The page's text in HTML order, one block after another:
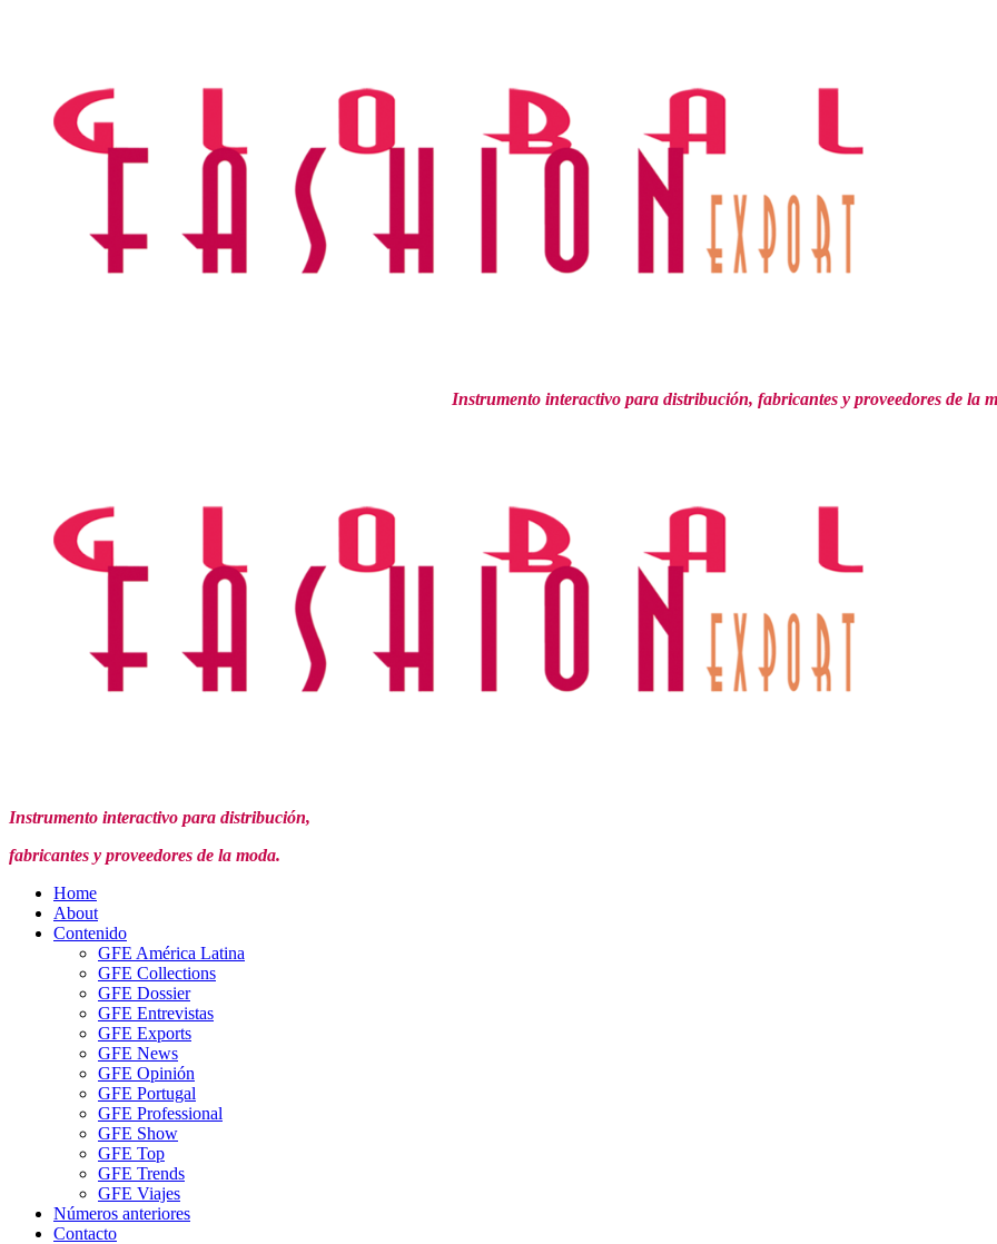
Instrumento interactivo para distribución, fabricantes y proveedores de la
Instrumento interactivo para distribución,
fabricantes y proveedores de la moda.
Home
About
Contenido
GFE América Latina
GFE Collections
GFE Dossier
GFE Entrevistas
GFE Exports
GFE News
GFE Opinión
GFE Portugal
GFE Professional
GFE Show
GFE Top
GFE Trends
GFE Viajes
Números anteriores
Contacto